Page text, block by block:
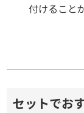
付けること
セットでお